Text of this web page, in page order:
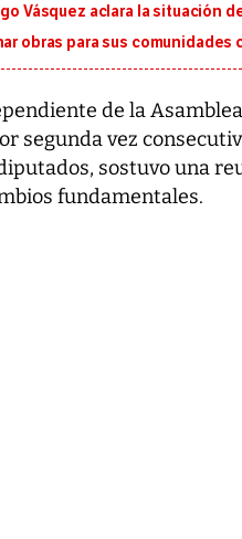
Vásquez aclara la situación
obras para sus comunidades
de la
segunda vez
sostuvo una
fundamentales.